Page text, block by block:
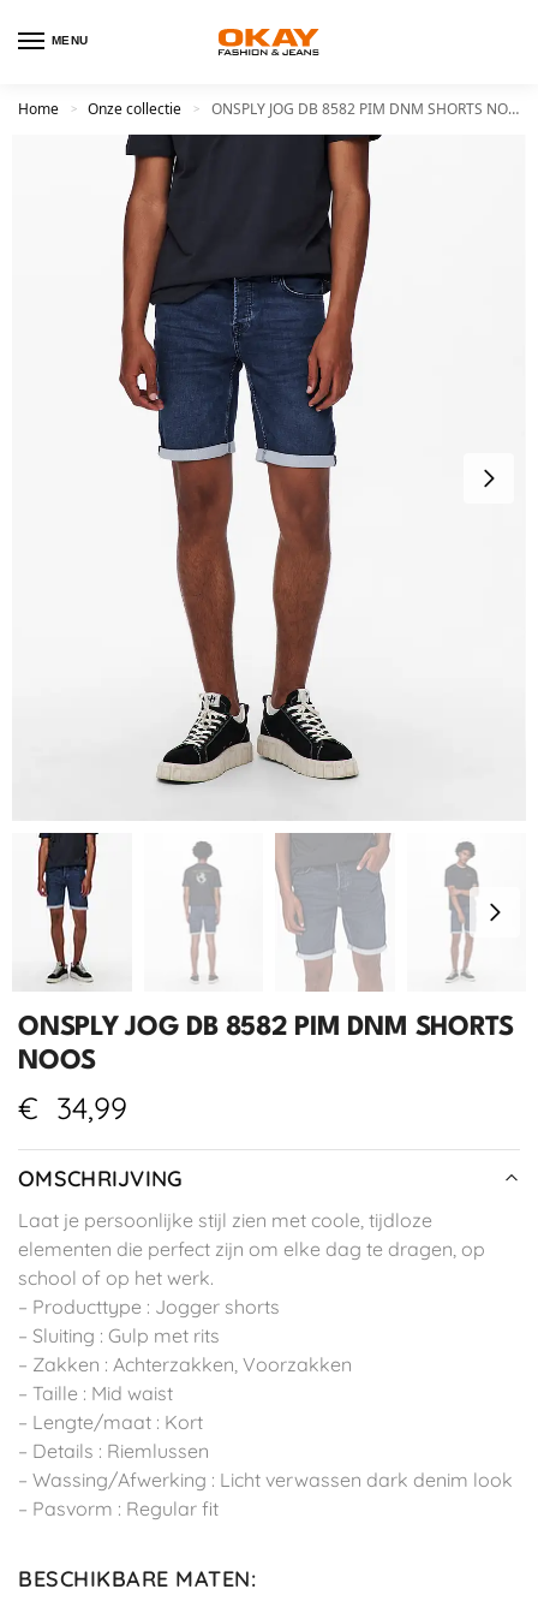
MENU
Home > Onze collectie > ONSPLY JOG DB 8582 PIM DNM SHORTS NOOS
ONSPLY JOG DB 8582 PIM DNM SHORTS
NOOS
€ 34,99
OMSCHRIJVING
Laat je persoonlijke stijl zien met coole, tijdloze
elementen die perfect zijn om elke dag te dragen, op
school of op het werk.
– Producttype : Jogger shorts
– Sluiting : Gulp met rits
– Zakken : Achterzakken, Voorzakken
– Taille : Mid waist
– Lengte/maat : Kort
– Details : Riemlussen
– Wassing/Afwerking : Licht verwassen dark denim look
– Pasvorm : Regular fit
BESCHIKBARE MATEN: